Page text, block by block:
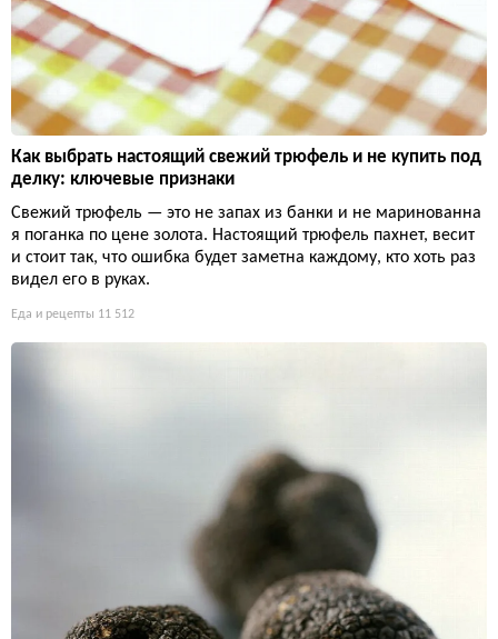
Как выбрать настоящий свежий трюфель и не купить под
делку: ключевые признаки
Свежий трюфель — это не запах из банки и не маринованна
я поганка по цене золота. Настоящий трюфель пахнет, весит
и стоит так, что ошибка будет заметна каждому, кто хоть раз
видел его в руках.
Еда и рецепты 11 512